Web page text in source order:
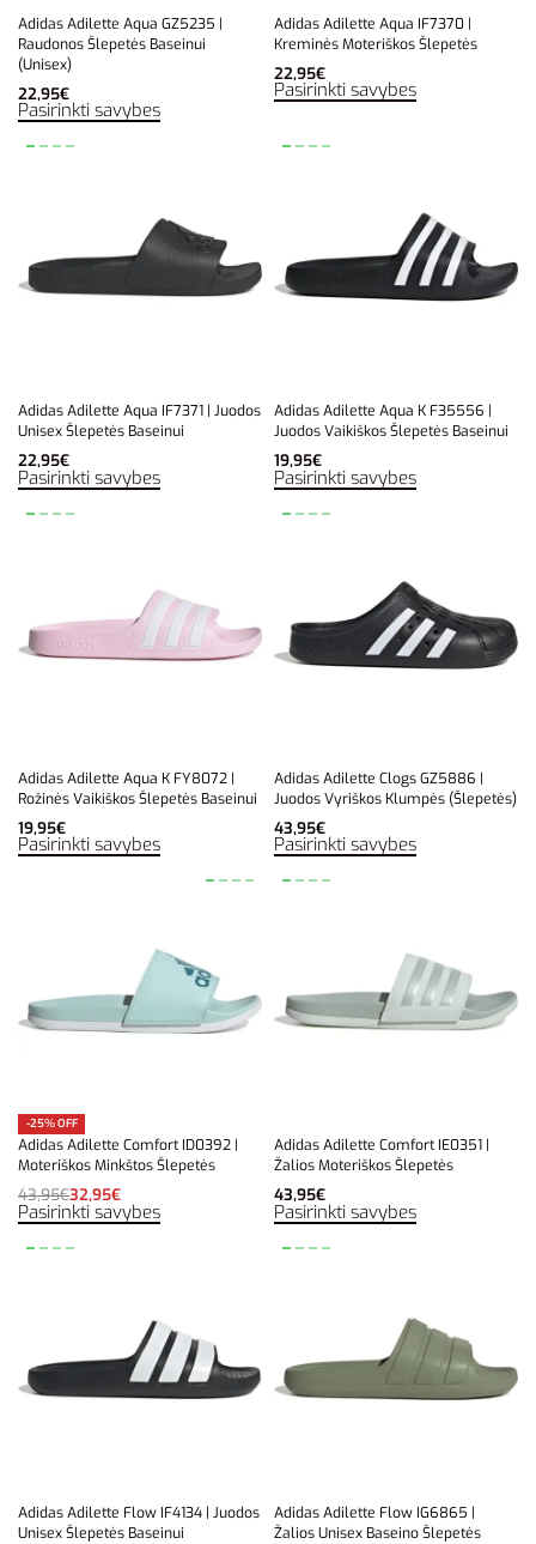
Adidas Adilette Aqua GZ5235 |
Raudonos Šlepetės Baseinui
(Unisex)
22,95€
Pasirinkti savybes
Adidas Adilette Aqua IF7370 |
Kreminės Moteriškos Šlepetės
22,95€
Pasirinkti savybes
Adidas Adilette Aqua IF7371 | Juodos
Unisex Šlepetės Baseinui
22,95€
Pasirinkti savybes
Adidas Adilette Aqua K F35556 |
Juodos Vaikiškos Šlepetės Baseinui
19,95€
Pasirinkti savybes
Adidas Adilette Aqua K FY8072 |
Rožinės Vaikiškos Šlepetės Baseinui
19,95€
Pasirinkti savybes
Adidas Adilette Clogs GZ5886 |
Juodos Vyriškos Klumpės (Šlepetės)
43,95€
Pasirinkti savybes
-25% OFF
Adidas Adilette Comfort ID0392 |
Moteriškos Minkštos Šlepetės
43,95€32,95€
Pasirinkti savybes
Adidas Adilette Comfort IE0351 |
Žalios Moteriškos Šlepetės
43,95€
Pasirinkti savybes
Adidas Adilette Flow IF4134 | Juodos
Unisex Šlepetės Baseinui
Adidas Adilette Flow IG6865 |
Žalios Unisex Baseino Šlepetės